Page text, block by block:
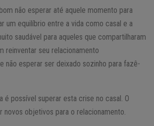
não esperar até aquele momento para
um equilíbrio entre a vida como casal e a
saudável para aqueles que compartilharam
reinventar seu relacionamento
não esperar ser deixado sozinho para fazê-
é possível superar esta crise no casal. O
novos objetivos para o relacionamento.